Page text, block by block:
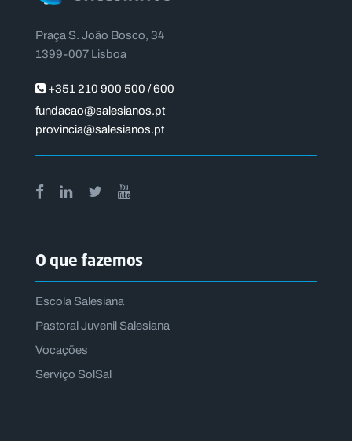
Praça S. João Bosco, 34
1399-007 Lisboa
+351 210 900 500 / 600
fundacao@salesianos.pt
provincia@salesianos.pt
O que fazemos
Escola Salesiana
Pastoral Juvenil Salesiana
Vocações
Serviço SolSal